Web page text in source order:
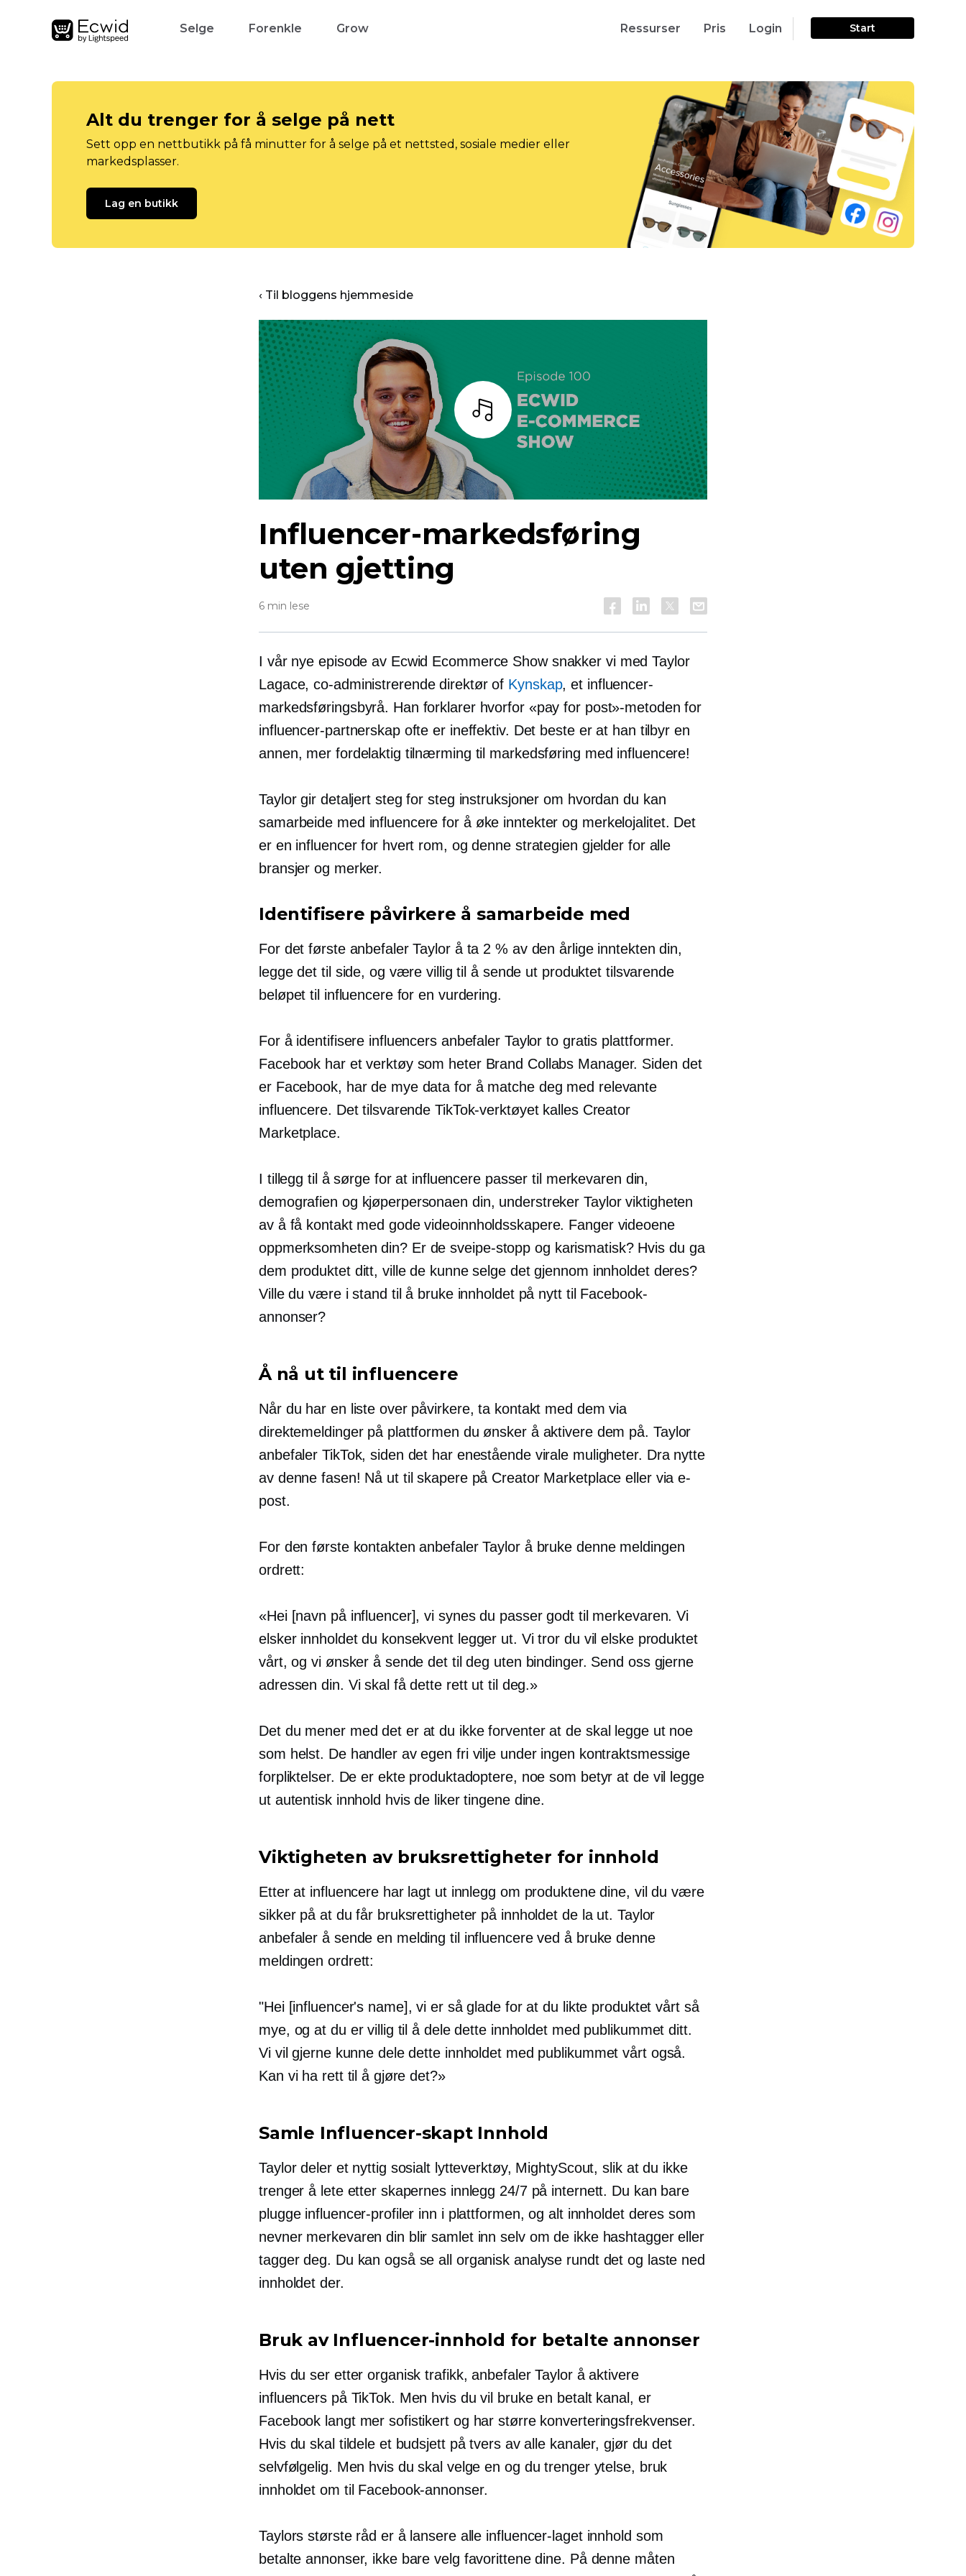
Selge Forenkle Grow Ressurser Pris Login Start
Alt du trenger for å selge på nett
Sett opp en nettbutikk på få minutter for å selge på et nettsted, sosiale medier eller
markedsplasser.
Lag en butikk
‹ Til bloggens hjemmeside
Lytt
Influencer-markedsføring
uten gjetting
6 min lese
I vår nye episode av Ecwid Ecommerce Show snakker vi med Taylor
Lagace,co-administrerende direktørof Kynskap, et influencer-
markedsføringsbyrå. Han forklarer hvorfor «pay for post»-metoden for
influencer-partnerskap ofte er ineffektiv. Det beste er at han tilbyr en
annen, mer fordelaktig tilnærming til markedsføring med influencere!
Taylor gir detaljert steg for steg instruksjoner om hvordan du kan
samarbeide med influencere for å øke inntekter og merkelojalitet. Det
er en influencer for hvert rom, og denne strategien gjelder for alle
bransjer og merker.
Identifisere påvirkere å samarbeide med
For det første anbefaler Taylor å ta 2 % av den årlige inntekten din,
legge det til side, og være villig til å sende ut produktet tilsvarende
beløpet til influencere for en vurdering.
For å identifisere influencers anbefaler Taylor to gratis plattformer.
Facebook har et verktøy som heter Brand Collabs Manager. Siden det
er Facebook, har de mye data for å matche deg med relevante
influencere. Det tilsvarende TikTok-verktøyet kalles Creator
Marketplace.
I tillegg til å sørge for at influencere passer til merkevaren din,
demografien og kjøperpersonaen din, understreker Taylor viktigheten
av å få kontakt med gode videoinnholdsskapere. Fanger videoene
oppmerksomheten din? Er desveipe-stopp og karismatisk? Hvis du ga
dem produktet ditt, ville de kunne selge det gjennom innholdet deres?
Ville du være i stand til å bruke innholdet på nytt til Facebook-
annonser?
Å nå ut til influencere
Når du har en liste over påvirkere, ta kontakt med dem via
direktemeldinger på plattformen du ønsker å aktivere dem på. Taylor
anbefaler TikTok, siden det har enestående virale muligheter. Dra nytte
av denne fasen! Nå ut til skapere på Creator Marketplace eller via e-
post.
For den første kontakten anbefaler Taylor å bruke denne meldingen
ordrett:
«Hei [navn på influencer], vi synes du passer godt til merkevaren. Vi
elsker innholdet du konsekvent legger ut. Vi tror du vil elske produktet
vårt, og vi ønsker å sende det til deg uten bindinger. Send oss ​​gjerne
adressen din. Vi skal få dette rett ut til deg.»
Det du mener med det er at du ikke forventer at de skal legge ut noe
som helst. De handler av egen fri vilje under ingen kontraktsmessige
forpliktelser. De er ekte produktadoptere, noe som betyr at de vil legge
ut autentisk innhold hvis de liker tingene dine.
Viktigheten av bruksrettigheter for innhold
Etter at influencere har lagt ut innlegg om produktene dine, vil du være
sikker på at du får bruksrettigheter på innholdet de la ut. Taylor
anbefaler å sende en melding til influencere ved å bruke denne
meldingen ordrett:
"Hei [influencer's name], vi er så glade for at du likte produktet vårt så
mye, og at du er villig til å dele dette innholdet med publikummet ditt.
Vi vil gjerne kunne dele dette innholdet med publikummet vårt også.
Kan vi ha rett til å gjøre det?»
Samle Influencer-skaptInnhold
Taylor deler et nyttig sosialt lytteverktøy, MightyScout, slik at du ikke
trenger å lete etter skapernes innlegg 24/7 på internett. Du kan bare
plugge influencer-profiler inn i plattformen, og alt innholdet deres som
nevner merkevaren din blir samlet inn selv om de ikke hashtagger eller
tagger deg. Du kan også se all organisk analyse rundt det og laste ned
innholdet der.
Bruk av Influencer-innhold for betalte annonser
Hvis du ser etter organisk trafikk, anbefaler Taylor å aktivere
influencers på TikTok. Men hvis du vil bruke en betalt kanal, er
Facebook langt mer sofistikert og har større konverteringsfrekvenser.
Hvis du skal tildele et budsjett på tvers av alle kanaler, gjør du det
selvfølgelig. Men hvis du skal velge en og du trenger ytelse, bruk
innholdet om til Facebook-annonser.
Taylors største råd er å lansere alle influencer-lagetinnhold som
betalte annonser, ikke bare velg favorittene dine. På denne måten